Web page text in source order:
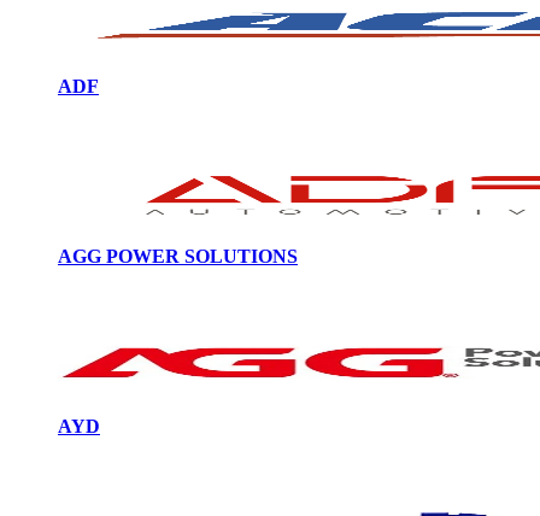
ADF
AGG POWER SOLUTIONS
AYD